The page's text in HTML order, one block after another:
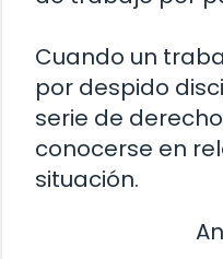
Cuando un
por despido
serie de
conocerse en
situación.